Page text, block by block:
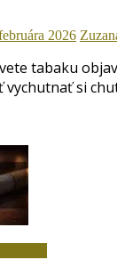
2026
tabaku
si